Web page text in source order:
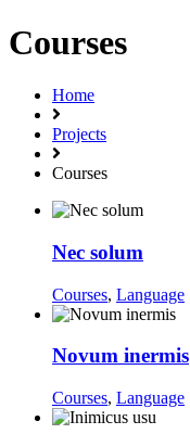
Courses
Home
Projects
Courses
Nec solum
Courses, Language
Novum inermis
Courses, Language